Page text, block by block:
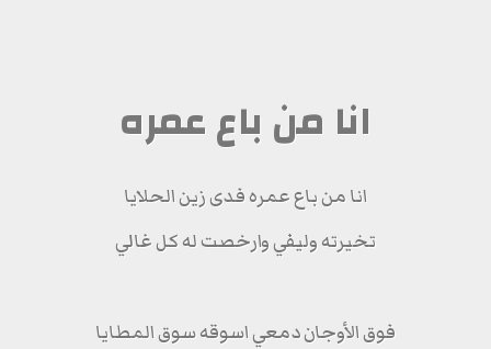
انا من باع عمره
انا من باع عمره فدى زين الحلايا
تخيرته وليفي وارخصت له كل غالي
فوق الأوجان دمعي اسوقه سوق المطايا